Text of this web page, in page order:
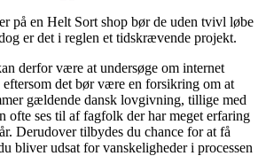
på en Helt Sort shop bør de uden tvivl løbe
er det i reglen et tidskrævende projekt.
derfor være at undersøge om internet
det bør være en forsikring om at
gældende dansk lovgivning, tillige med
ofte ses til af fagfolk der har meget erfaring
Derudover tilbydes du chance for at få
bliver udsat for vanskeligheder i processen